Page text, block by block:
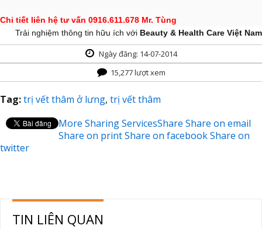
Chi tiết liên hệ tư vấn 0916.611.678 Mr. Tùng
Trải nghiệm thông tin hữu ích với Beauty & Health Care Việt Nam
Ngày đăng: 14-07-2014
15,277 lượt xem
Tag:trị vết thâm ở lưng, trị vết thâm
More Sharing ServicesShare Share on email
Share on printShare on facebookShare on
twitter
TIN LIÊN QUAN